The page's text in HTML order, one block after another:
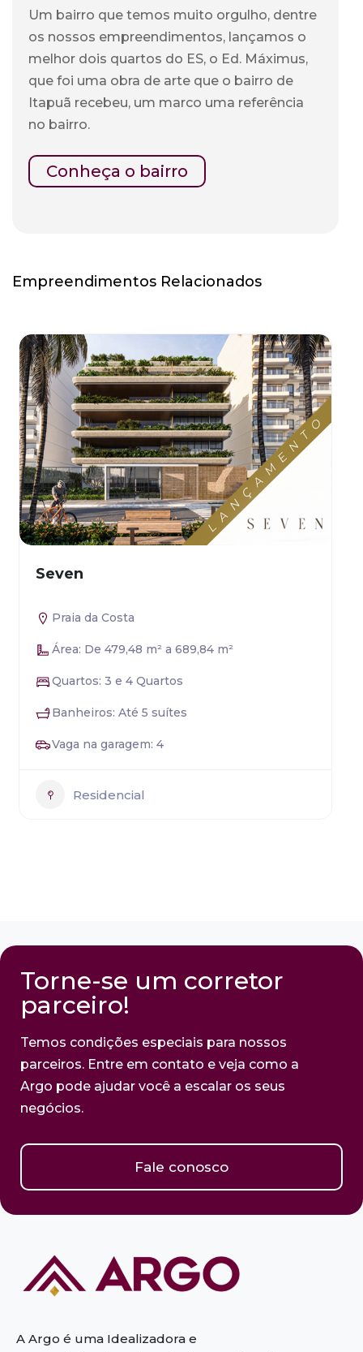
Um bairro que temos muito orgulho, dentre
os nossos empreendimentos, lançamos o
melhor dois quartos do ES, o Ed. Máximus,
que foi uma obra de arte que o bairro de
Itapuã recebeu, um marco uma referência
no bairro.
Conheça o bairro
Empreendimentos Relacionados
Seven
Praia da Costa
Área: De 479,48 m² a 689,84 m²
Quartos: 3 e 4 Quartos
Banheiros: Até 5 suítes
Vaga na garagem: 4
Residencial
Torne-se um corretor
parceiro!
Temos condições especiais para nossos
parceiros. Entre em contato e veja como a
Argo pode ajudar você a escalar os seus
negócios.
Fale conosco
A Argo é uma Idealizadora e